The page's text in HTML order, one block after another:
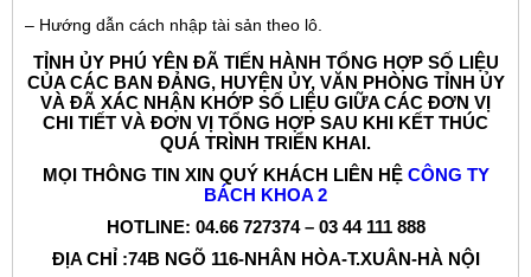
– Hướng dẫn cách nhập tài sản theo lô.
TỈNH ỦY PHÚ YÊN ĐÃ TIẾN HÀNH TỔNG HỢP SỐ LIỆU
CỦA CÁC BAN ĐẢNG, HUYỆN ỦY, VĂN PHÒNG TỈNH ỦY
VÀ ĐÃ XÁC NHẬN KHỚP SỐ LIỆU GIỮA CÁC ĐƠN VỊ
CHI TIẾT VÀ ĐƠN VỊ TỔNG HỢP SAU KHI KẾT THÚC
QUÁ TRÌNH TRIỂN KHAI.
MỌI THÔNG TIN XIN QUÝ KHÁCH LIÊN HỆ CÔNG TY
BÁCH KHOA 2
HOTLINE: 04.66 727374 – 03 44 111 888
ĐỊA CHỈ :74B NGÕ 116-NHÂN HÒA-T.XUÂN-HÀ NỘI